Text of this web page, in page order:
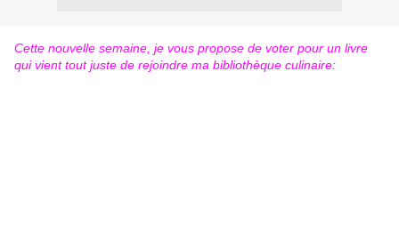
Cette nouvelle semaine, je vous propose de voter pour un livre
qui vient tout juste de rejoindre ma bibliothèque culinaire: